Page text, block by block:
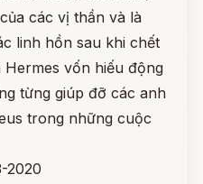
các vị thần và là
linh hồn sau khi chết
vốn hiếu động
từng giúp đỡ các anh
trong những cuộc
2020